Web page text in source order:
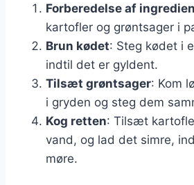
Forberedelse af
kartofler og grøntsager i
Brun kødet: Steg kødet i
indtil det er gyldent.
Tilsæt grøntsager: Kom
i gryden og steg dem
Kog retten: Tilsæt
vand, og lad det simre,
møre.